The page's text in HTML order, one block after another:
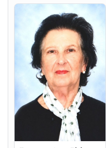
Francesca Anna Pirina
ved. Pileri
6 agosto 2026